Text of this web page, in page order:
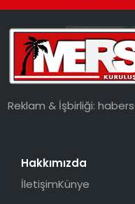
Reklam & İşbirliği:
Hakkımızda
İletişimKünye